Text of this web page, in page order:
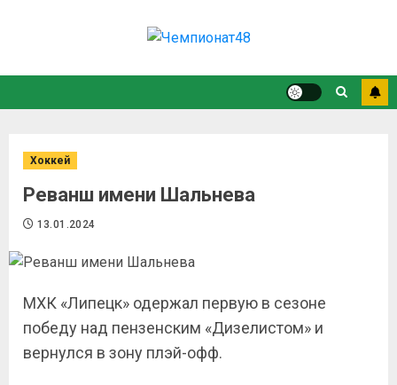
Хоккей
Реванш имени Шальнева
13.01.2024
МХК «Липецк» одержал первую в сезоне
победу над пензенским «Дизелистом» и
вернулся в зону плэй-офф.